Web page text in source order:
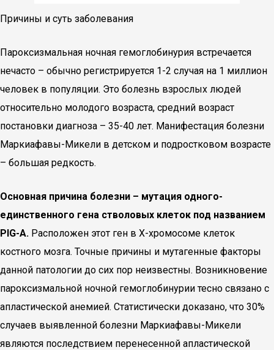
Причины и суть заболевания
Пароксизмальная ночная гемоглобинурия встречается
нечасто – обычно регистрируется 1-2 случая на 1 миллион
человек в популяции. Это болезнь взрослых людей
относительно молодого возраста, средний возраст
постановки диагноза – 35-40 лет. Манифестация болезни
Маркиафавы-Микели в детском и подростковом возрасте
– большая редкость.
Основная причина болезни – мутация одного-
единственного гена стволовых клеток под названием
PIG-A. Расположен этот ген в Х-хромосоме клеток
костного мозга. Точные причины и мутагенные факторы
данной патологии до сих пор неизвестны. Возникновение
пароксизмальной ночной гемоглобинурии тесно связано с
апластической анемией. Статистически доказано, что 30%
случаев выявленной болезни Маркиафавы-Микели
являются последствием перенесенной апластической